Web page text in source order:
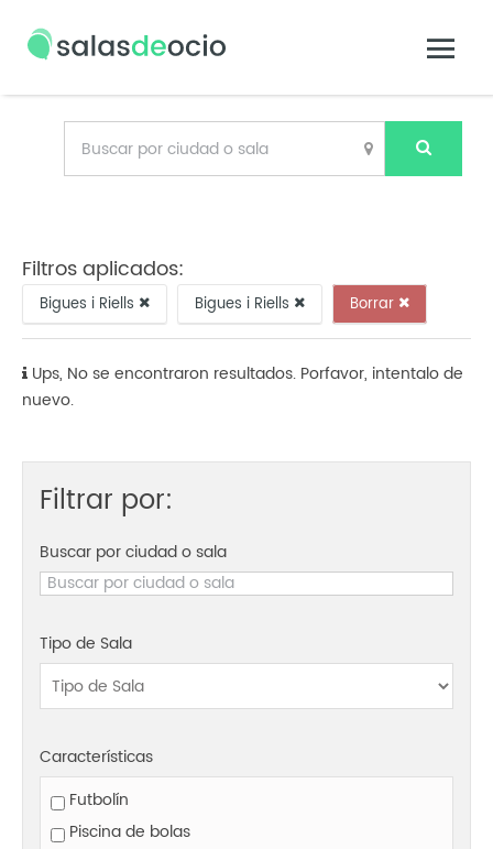
Filtros aplicados:
Bigues i Riells Bigues i Riells Borrar
Ups, No se encontraron resultados. Porfavor, intentalo de
nuevo.
Filtrar por:
Buscar por ciudad o sala
Tipo de Sala
Características
Futbolín
Piscina de bolas